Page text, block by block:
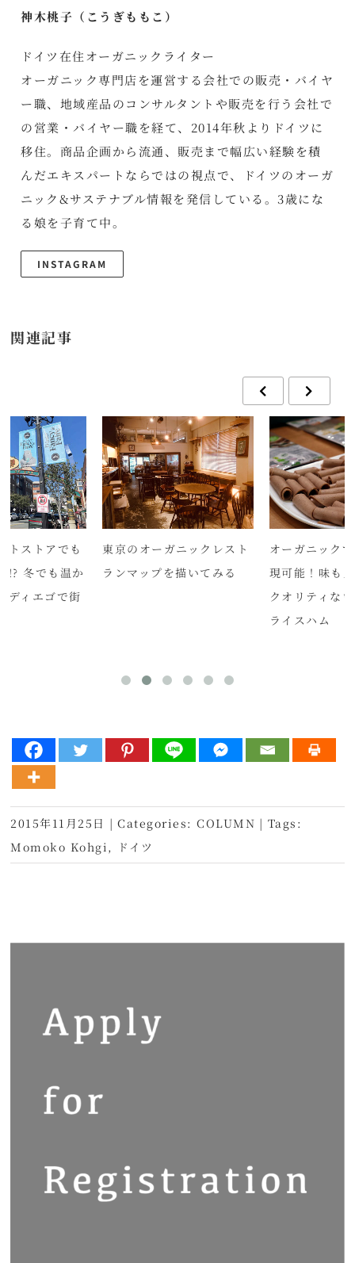
神木桃子（こうぎももこ）
ドイツ在住オーガニックライター
オーガニック専門店を運営する会社での販売・バイヤ
ー職、地域産品のコンサルタントや販売を行う会社で
の営業・バイヤー職を経て、2014年秋よりドイツに
移住。商品企画から流通、販売まで幅広い経験を積
んだエキスパートならではの視点で、ドイツのオーガ
ニック&サステナブル情報を発信している。3歳にな
る娘を子育て中。
INSTAGRAM
関連記事
トストアでも
!? 冬でも温か
ディエゴで街
東京のオーガニックレスト
ランマップを描いてみる
オーガニック
現可能！味も
クオリティな
ライスハム
2015年11月25日 | Categories:COLUMN | Tags:
Momoko Kohgi, ドイツ